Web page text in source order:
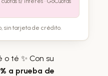
sin tarjeta de crédito.
té ✨ Con su
a prueba de